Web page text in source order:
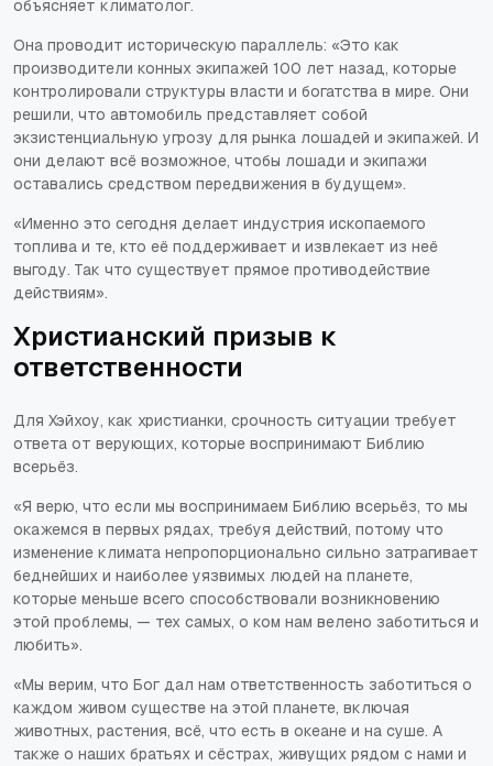
объясняет климатолог.
Она проводит историческую параллель: «Это как
производители конных экипажей 100 лет назад, которые
контролировали структуры власти и богатства в мире. Они
решили, что автомобиль представляет собой
экзистенциальную угрозу для рынка лошадей и экипажей. И
они делают всё возможное, чтобы лошади и экипажи
оставались средством передвижения в будущем».
«Именно это сегодня делает индустрия ископаемого
топлива и те, кто её поддерживает и извлекает из неё
выгоду. Так что существует прямое противодействие
действиям».
Христианский призыв к
ответственности
Для Хэйхоу, как христианки, срочность ситуации требует
ответа от верующих, которые воспринимают Библию
всерьёз.
«Я верю, что если мы воспринимаем Библию всерьёз, то мы
окажемся в первых рядах, требуя действий, потому что
изменение климата непропорционально сильно затрагивает
беднейших и наиболее уязвимых людей на планете,
которые меньше всего способствовали возникновению
этой проблемы, — тех самых, о ком нам велено заботиться и
любить».
«Мы верим, что Бог дал нам ответственность заботиться о
каждом живом существе на этой планете, включая
животных, растения, всё, что есть в океане и на суше. А
также о наших братьях и сёстрах, живущих рядом с нами и